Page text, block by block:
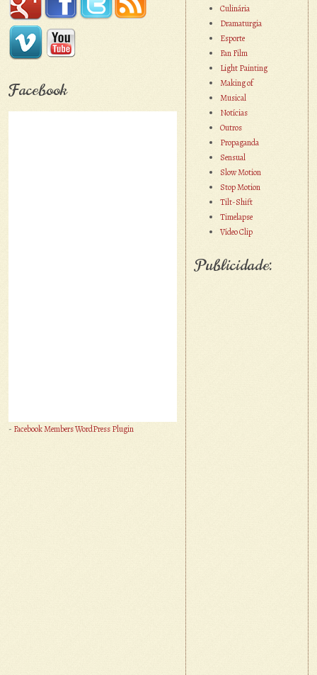
Facebook
- Facebook Members WordPress Plugin
Culinária
Dramaturgia
Esporte
Fan Film
Light Painting
Making of
Musical
Notícias
Outros
Propaganda
Sensual
Slow Motion
Stop Motion
Tilt-Shift
Timelapse
Vídeo Clip
Publicidade: